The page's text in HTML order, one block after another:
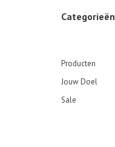
Categorieën
Producten
Jouw Doel
Sale